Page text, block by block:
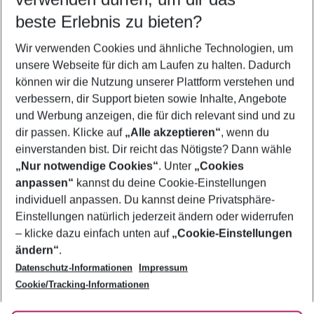
5-8 Nächte
2 Erwachsene Keine Kinder
Mehr Filter anzeigen
Footer
Footer navigation
Über uns
AGB
Bestpreisgarantie
Cookie-Einstellungen ändern
Cookie-Richtlinie
Agenturbetreuung
Barrierefreies Reisen
Folge uns
beste Erlebnis zu bieten?
Wir verwenden Cookies und ähnliche Technologien, um
unsere Webseite für dich am Laufen zu halten. Dadurch
können wir die Nutzung unserer Plattform verstehen und
verbessern, dir Support bieten sowie Inhalte, Angebote
und Werbung anzeigen, die für dich relevant sind und zu
dir passen. Klicke auf „Alle akzeptieren“, wenn du
einverstanden bist. Dir reicht das Nötigste? Dann wähle
„Nur notwendige Cookies“. Unter „Cookies
anpassen“ kannst du deine Cookie-Einstellungen
individuell anpassen. Du kannst deine Privatsphäre-
Einstellungen natürlich jederzeit ändern oder widerrufen
– klicke dazu einfach unten auf „Cookie-Einstellungen
ändern“.
Datenschutz-Informationen
Impressum
Cookie/Tracking-Informationen